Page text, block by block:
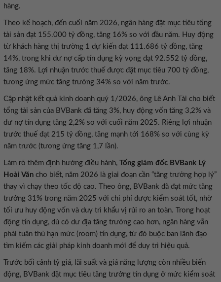
hàng.
Theo kế hoạch, đến cuối năm 2026, ngân hàng đặt mục tiêu tổng
tài sản đạt 155.000 tỷ đồng, tăng 16% so với đầu năm. Huy động
từ khách hàng thị trường 1 dự kiến đạt 111.686 tỷ đồng, tăng
14%, trong khi dư nợ cấp tín dụng kỳ vọng đạt 92.552 tỷ đồng,
tăng 18%. Lợi nhuận trước thuế được đặt mục tiêu 700 tỷ đồng,
tương ứng mức tăng trưởng 34% so với năm trước.
Cập nhật kết quả kinh doanh quý 1/2026, ông Lê Anh Tài cho biết
tổng tài sản của BVBank đã tăng 3%, huy động vốn tăng 3,2% và
dư nợ tín dụng tăng 2,2% so với cuối năm 2025. Riêng lợi nhuận
trước thuế đạt 215 tỷ đồng, tăng mạnh tới 168% so với cùng kỳ
năm trước (tương ứng tăng 1,7 lần).
Làm rõ thêm định hướng điều hành, Tổng giám đốc BVBank Lý
Hoài Văn cho biết, năm 2026 là giai đoạn cần “tăng trưởng hợp lý”
thay vì chạy theo tốc độ cao. Theo ông, BVBank đã đạt mức tăng
trưởng 31% trong năm 2025 với chi phí được kiểm soát tốt, nhờ
tối ưu huy động vốn và duy trì khẩu vị rủi ro an toàn. Trong hoạt
động tín dụng, dù có dư địa tăng trưởng cao hơn, ngân hàng vẫn
phải tuân thủ hạn mức (room) tín dụng, từ đó buộc ban lãnh đạo
tìm kiếm các giải pháp kinh doanh mới để duy trì hiệu quả.
Trước bối cảnh tỷ giá, lãi suất và giá năng lượng còn nhiều biến
động, BVBank đặt mục tiêu tăng trưởng tín dụng ở mức kiểm soát